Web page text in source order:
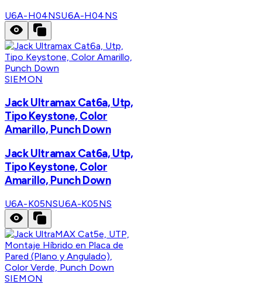
U6A-H04NSU6A-H04NS
SIEMON
Jack Ultramax Cat6a, Utp,
Tipo Keystone, Color
Amarillo, Punch Down
Jack Ultramax Cat6a, Utp,
Tipo Keystone, Color
Amarillo, Punch Down
U6A-K05NSU6A-K05NS
SIEMON